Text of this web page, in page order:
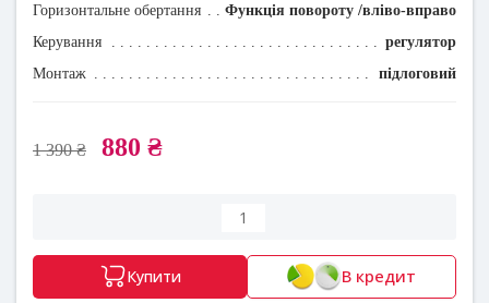
Горизонтальне обертання
Функція повороту /вліво-вправо
Керування
регулятор
Монтаж
підлоговий
1 390 ₴ 880 ₴
Купити В кредит